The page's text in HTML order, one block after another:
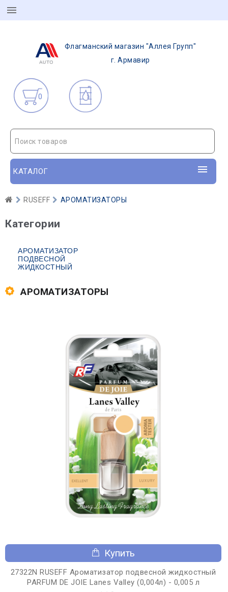
Флагманский магазин "Аллея Групп"
г. Армавир
0
Поиск товаров
КАТАЛОГ
RUSEFF АРОМАТИЗАТОРЫ
Категории
АРОМАТИЗАТОР
ПОДВЕСНОЙ
ЖИДКОСТНЫЙ
АРОМАТИЗАТОРЫ
Купить
27322N RUSEFF Ароматизатор подвесной жидкостный
PARFUM DE JOIE Lanes Valley (0,004л) - 0,005 л